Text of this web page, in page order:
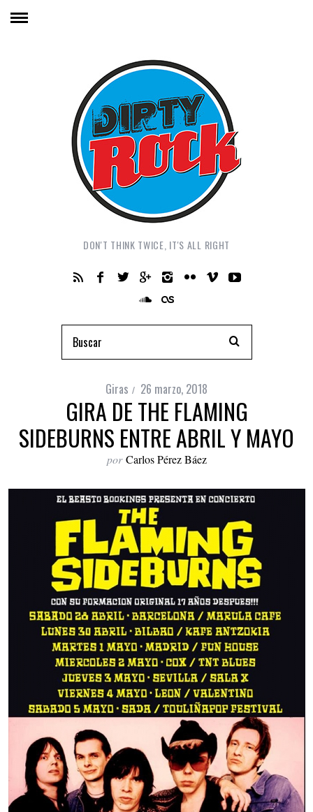
DON'T THINK TWICE, IT'S ALL RIGHT
Giras 26 marzo, 2018
GIRA DE THE FLAMING
SIDEBURNS ENTRE ABRIL Y MAYO
por Carlos Pérez Báez